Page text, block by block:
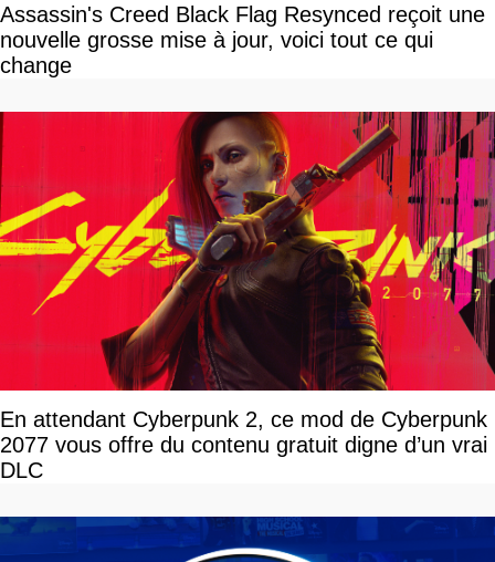
Assassin's Creed Black Flag Resynced reçoit une
nouvelle grosse mise à jour, voici tout ce qui
change
En attendant Cyberpunk 2, ce mod de Cyberpunk
2077 vous offre du contenu gratuit digne d’un vrai
DLC